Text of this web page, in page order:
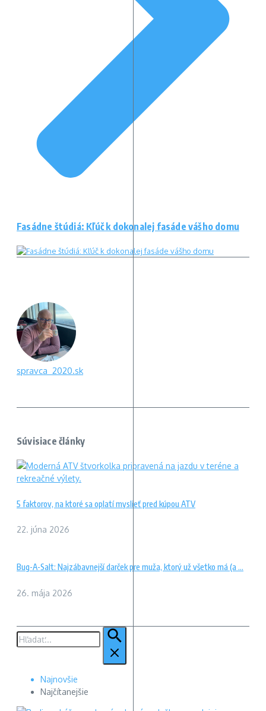
Fasádne štúdiá: Kľúč k dokonalej fasáde vášho domu
spravca_2020.sk
Súvisiace články
5 faktorov, na ktoré sa oplatí myslieť pred kúpou ATV
22. júna 2026
Bug-A-Salt: Najzábavnejší darček pre muža, ktorý už všetko má (a ...
26. mája 2026
Hľadať:
Najnovšie
Najčítanejšie